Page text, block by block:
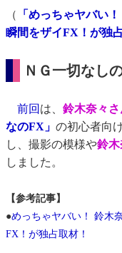
（
「めっちゃヤバい
瞬間をザイFX！が独
ＮＧ一切なし
前回 は、 鈴木奈々さ
なのFX」 の初心者向
し、撮影の模様や鈴
しました。
【参考記事】
●めっちゃヤバい！ 鈴木
FX！が独占取材！